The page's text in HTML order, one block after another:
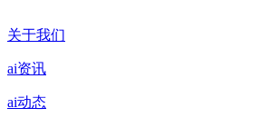
关于我们
ai资讯
ai动态